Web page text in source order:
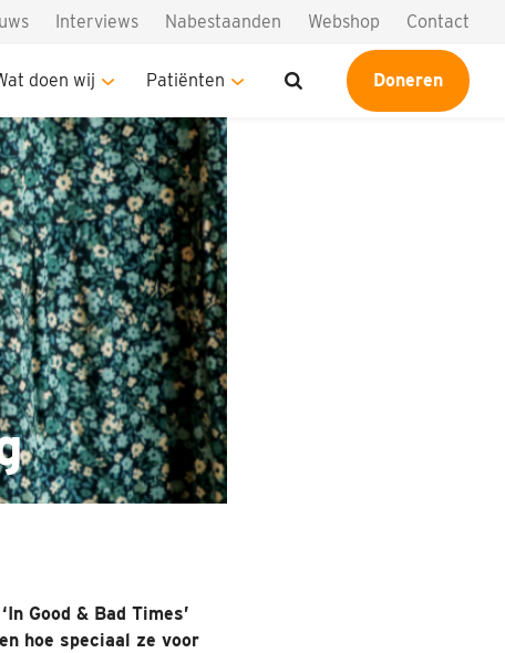
doen wij Patiënten Doneren
Interviews Nabestaanden Webshop
Contact
Good & Bad Times’
hoe speciaal ze voor